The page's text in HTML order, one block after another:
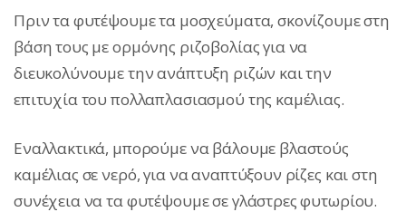
Πριν τα φυτέψουμε τα μοσχεύματα, σκονίζουμε στη
βάση τους με ορμόνης ριζοβολίας για να
διευκολύνουμε την ανάπτυξη ριζών και την
επιτυχία του πολλαπλασιασμού της καμέλιας.
Εναλλακτικά, μπορούμε να βάλουμε βλαστούς
καμέλιας σε νερό, για να αναπτύξουν ρίζες και στη
συνέχεια να τα φυτέψουμε σε γλάστρες φυτωρίου.